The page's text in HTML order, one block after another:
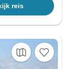
reis